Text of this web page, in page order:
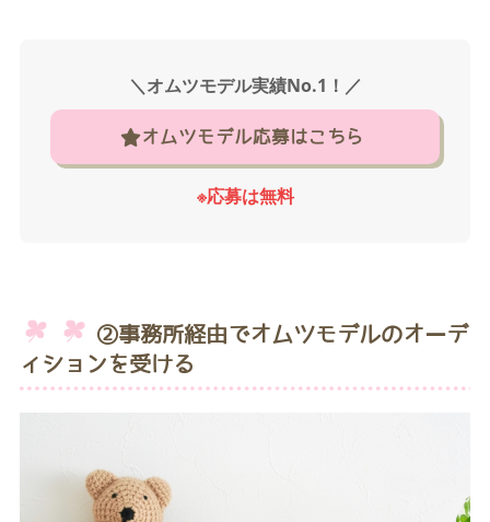
＼オムツモデル実績No.1！／
オムツモデル応募はこちら
※応募は無料
②事務所経由でオムツモデルのオーデ
ィションを受ける